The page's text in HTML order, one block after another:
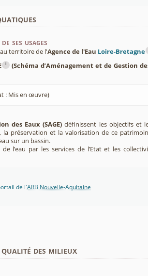
ses usages
territoire de l'Agence de l'Eau Loire-Bretagne
i (Schéma d’Aménagement et de Gestion
: Mis en œuvre)
des Eaux (SAGE) définissent les objectifs et
la préservation et la valorisation de ce
sur un bassin.
l’eau par les services de l’Etat et les
de l'ARB Nouvelle-Aquitaine
des milieux